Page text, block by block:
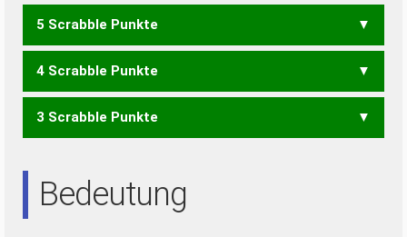
GRANT
5 Scrabble Punkte
GANT GARN GART GRAN
TRAG
4 Scrabble Punkte
ARG GAR GAT NAG
3 Scrabble Punkte
Bedeutung